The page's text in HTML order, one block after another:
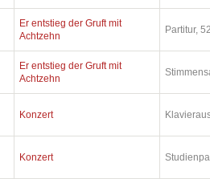
Er entstieg der Gruft mit
Achtzehn
Partitur,
Er entstieg der Gruft mit
Achtzehn
Konzert
Konzert